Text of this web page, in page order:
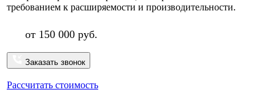
требованием к расширяемости и производительности.
от 150 000 руб.
Заказать звонок
Рассчитать стоимость